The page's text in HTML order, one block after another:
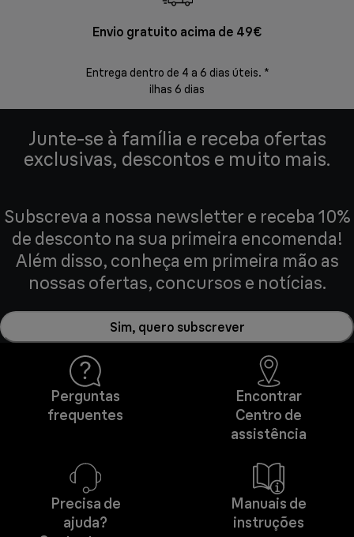
Envio gratuito acima de 49€
Entrega dentro de 4 a 6 dias úteis. *
ilhas 6 dias
Junte-se à família e receba ofertas
exclusivas, descontos e muito mais.
Subscreva a nossa newsletter e receba 10%
de desconto na sua primeira encomenda!
Além disso, conheça em primeira mão as
nossas ofertas, concursos e notícias.
Sim, quero subscrever
Perguntas
frequentes
Encontrar
Centro de
assistência
Precisa de
ajuda?
Manuais de
instruções